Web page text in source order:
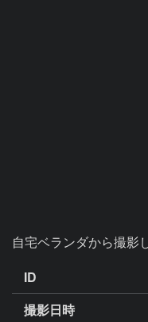
自宅ベランダから撮影
ID
撮影日時